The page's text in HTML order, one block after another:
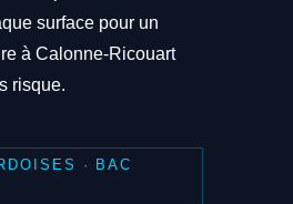
surface pour un
à Calonne-Ricouart
risque.
· BAC